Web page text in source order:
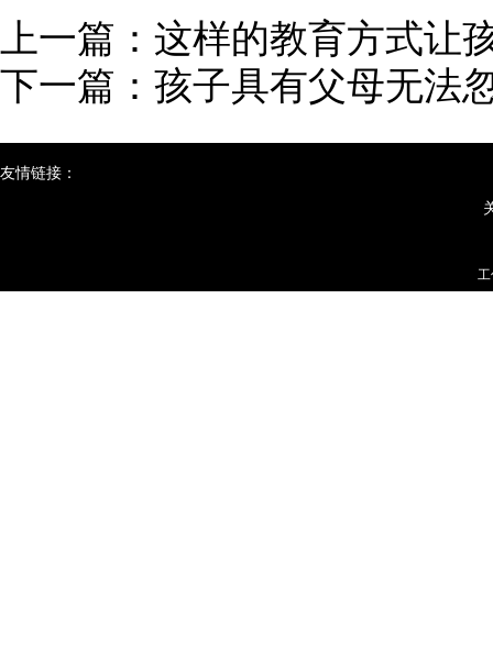
上一篇： 这样的教育方式让
下一篇： 孩子具有父母无法
友情链接：